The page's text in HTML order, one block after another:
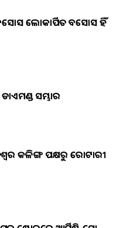
ଲୋକାର୍ପିତ ଅବସୋସ ହିଁ
ସମ୍ଭାର
କଳିଙ୍ଗ ପକ୍ଷରୁ ରୋଟାରୀ